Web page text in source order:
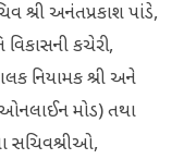
શ્રી અનંતપ્રકાશ પાંડે,
કચેરી,
નિયામક શ્રી અને
મોડ) તથા
સચિવશ્રીઓ,